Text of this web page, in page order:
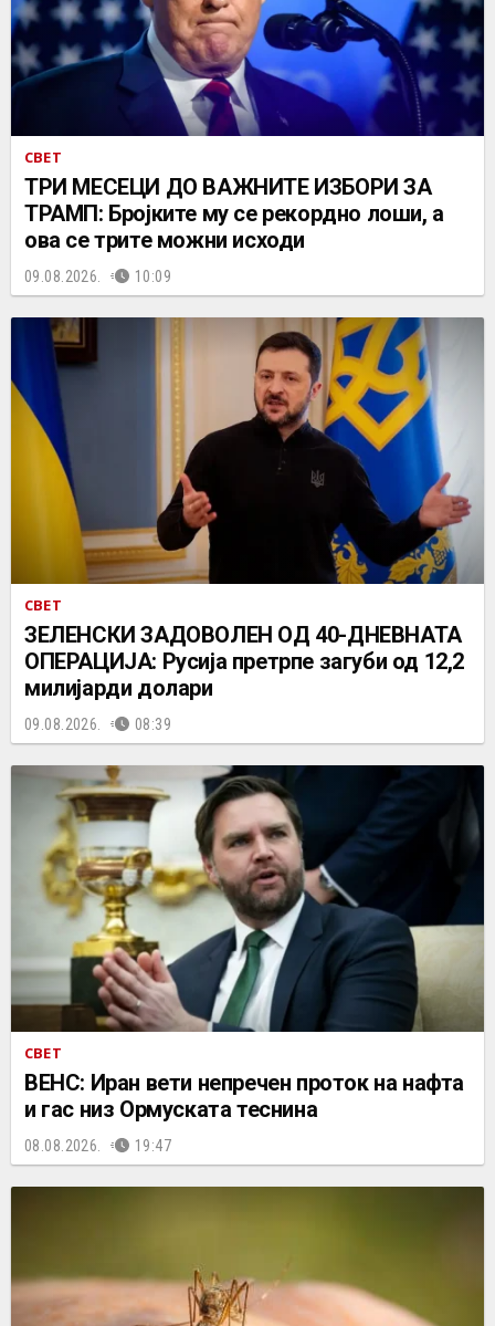
СВЕТ
ТРИ МЕСЕЦИ ДО ВАЖНИТЕ ИЗБОРИ ЗА
ТРАМП: Бројките му се рекордно лоши, а
ова се трите можни исходи
09.08.2026. 10:09
СВЕТ
ЗЕЛЕНСКИ ЗАДОВОЛЕН ОД 40-ДНЕВНАТА
ОПЕРАЦИЈА: Русија претрпе загуби од 12,2
милијарди долари
09.08.2026. 08:39
СВЕТ
ВЕНС: Иран вети непречен проток на нафта
и гас низ Ормуската теснина
08.08.2026. 19:47